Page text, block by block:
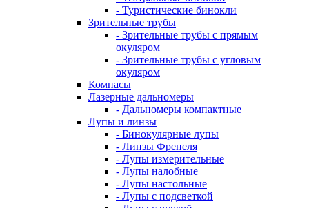
- Туристические бинокли
Зрительные трубы
- Зрительные трубы с прямым
окуляром
- Зрительные трубы с угловым
окуляром
Компасы
Лазерные дальномеры
- Дальномеры компактные
Лупы и линзы
- Бинокулярные лупы
- Линзы Френеля
- Лупы измерительные
- Лупы налобные
- Лупы настольные
- Лупы с подсветкой